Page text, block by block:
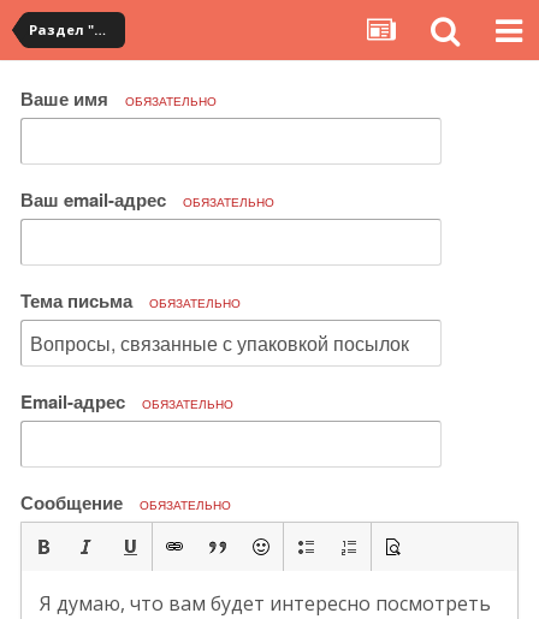
Раздел "Мои посылки" на сервисе YouCanBuy
Ваше имя ОБЯЗАТЕЛЬНО
Ваш email-адрес ОБЯЗАТЕЛЬНО
Тема письма ОБЯЗАТЕЛЬНО
Email-адрес ОБЯЗАТЕЛЬНО
Сообщение ОБЯЗАТЕЛЬНО
Я думаю, что вам будет интересно посмотреть